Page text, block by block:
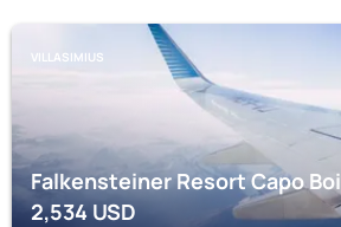
VILLASIMIUS
Falkensteiner Resort Capo Boi
2,534 USD